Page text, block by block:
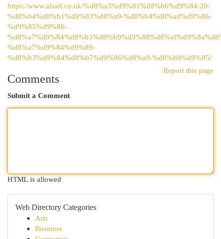
https://www.alsaif.co.uk/%d8%a3%d9%81%d8%b6%d9%84-20-
%d8%b4%d8%b1%d9%83%d8%a9-%d8%b4%d8%ad%d9%86-
%d9%85%d9%86-
%d8%a7%d9%84%d9%89-
%d8%b3%d9%84%d8%b7%d9%86%d8%a9-%d8%b9%d9%85/
Report this page
Comments
Submit a Comment
HTML is allowed
Web Directory Categories
Arts
Business